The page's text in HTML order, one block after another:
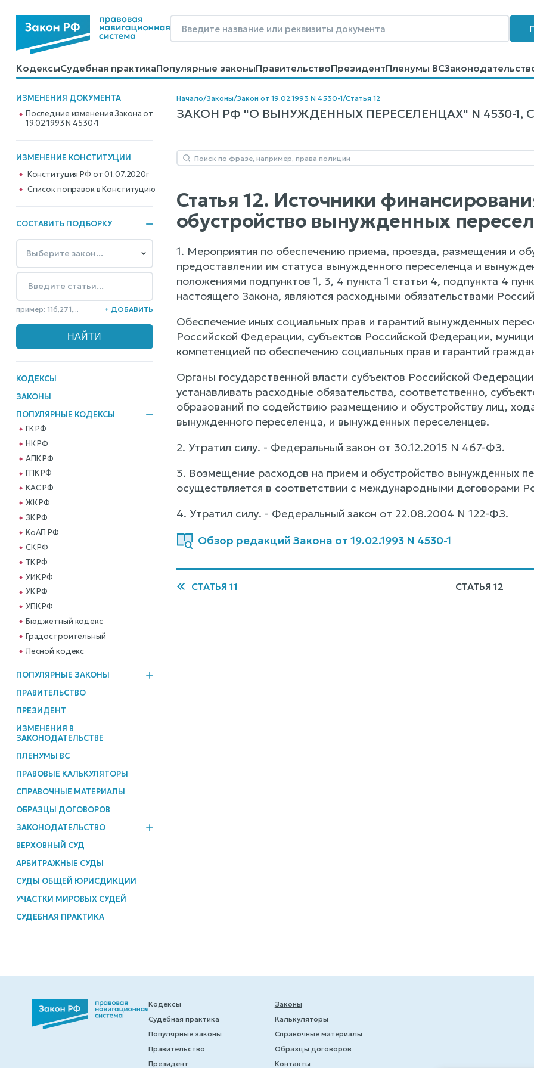
КодексыСудебная практикаПопулярные законыПравительствоПрезидентПленумы ВС
КалькуляторыСправочные материалыОбразцы договоровКонтактыПомощьПоиск
ИЗМЕНЕНИЯ ДОКУМЕНТА
Последние изменения Закона от
19.02.1993 N 4530-1
ИЗМЕНЕНИЕ КОНСТИТУЦИИ
Конституция РФ от 01.07.2020г
Cписок поправок в Конституцию
СОСТАВИТЬ ПОДБОРКУ
пример: 116,271,... + ДОБАВИТЬ
КОДЕКСЫ
ЗАКОНЫ
ПОПУЛЯРНЫЕ КОДЕКСЫ
ГК РФ
НК РФ
АПК РФ
ГПК РФ
КАС РФ
ЖК РФ
ЗК РФ
КоАП РФ
СК РФ
ТК РФ
УИК РФ
УК РФ
УПК РФ
Бюджетный кодекс
Градостроительный
Лесной кодекс
ПОПУЛЯРНЫЕ ЗАКОНЫ
ПРАВИТЕЛЬСТВО
ПРЕЗИДЕНТ
ИЗМЕНЕНИЯ В
ЗАКОНОДАТЕЛЬСТВЕ
ПЛЕНУМЫ ВС
ПРАВОВЫЕ КАЛЬКУЛЯТОРЫ
СПРАВОЧНЫЕ МАТЕРИАЛЫ
ОБРАЗЦЫ ДОГОВОРОВ
ЗАКОНОДАТЕЛЬСТВО
ВЕРХОВНЫЙ СУД
АРБИТРАЖНЫЕ СУДЫ
СУДЫ ОБЩЕЙ ЮРИСДИКЦИИ
УЧАСТКИ МИРОВЫХ СУДЕЙ
СУДЕБНАЯ ПРАКТИКА
Начало/Законы/Закон от 19.02.1993 N 4530-1/Статья 12
ЗАКОН РФ "О ВЫНУЖДЕННЫХ ПЕРЕСЕЛЕНЦАХ" N 4530-1,
Статья 12. Источники
обустройство вынужденных
1. Мероприятия по обеспечению приема, проезда, размещения и
предоставлении им статуса вынужденного переселенца и
положениями подпунктов 1, 3, 4 пункта 1 статьи 4, подпункта 4
настоящего Закона, являются расходными обязательствами
Обеспечение иных социальных прав и гарантий вынужденных
Российской Федерации, субъектов Российской Федерации,
компетенцией по обеспечению социальных прав и гарантий
Органы государственной власти субъектов Российской
устанавливать расходные обязательства, соответственно,
образований по содействию размещению и обустройству лиц,
вынужденного переселенца, и вынужденных переселенцев.
2. Утратил силу. - Федеральный закон от 30.12.2015 N 467-ФЗ.
3. Возмещение расходов на прием и обустройство вынужденных
осуществляется в соответствии с международными договорами
4. Утратил силу. - Федеральный закон от 22.08.2004 N 122-ФЗ.
Обзор редакций Закона от 19.02.1993 N 4530-1
СТАТЬЯ 11 СТАТЬЯ 12
Кодексы
Судебная практика
Популярные законы
Правительство
Президент
Законы
Калькуляторы
Справочные материалы
Образцы договоров
Контакты